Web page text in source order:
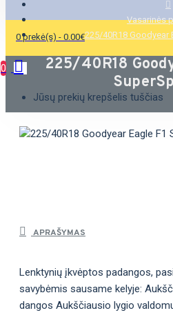
0 prekė(s) - 0.00€
0
Jūsų prekių krepšelis tuščias
Vasarinės
225/40R18 Goodyear
225/40R18
APRAŠYMAS
Lenktynių įkvėptos padangos,
savybėmis sausame kelyje:
dangos Aukščiausio lygio